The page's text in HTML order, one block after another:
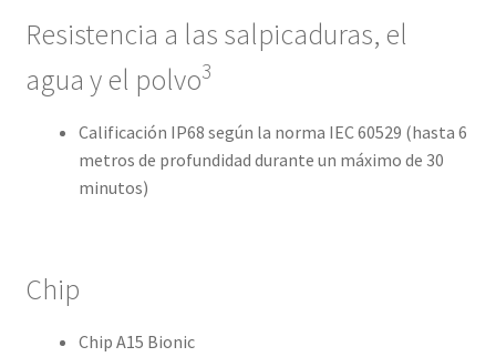
Resistencia a las salpicaduras, el
agua y el polvo3
Calificación IP68 según la norma IEC 60529 (hasta 6
metros de profundidad durante un máximo de 30
minutos)
Chip
Chip A15 Bionic